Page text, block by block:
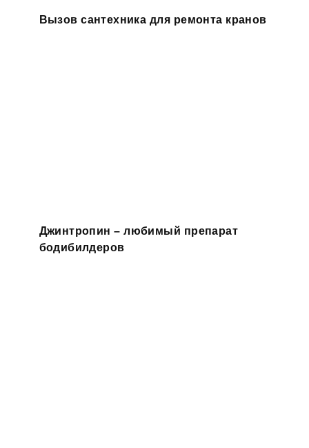
Вызов сантехника для ремонта кранов
Джинтропин – любимый препарат
бодибилдеров